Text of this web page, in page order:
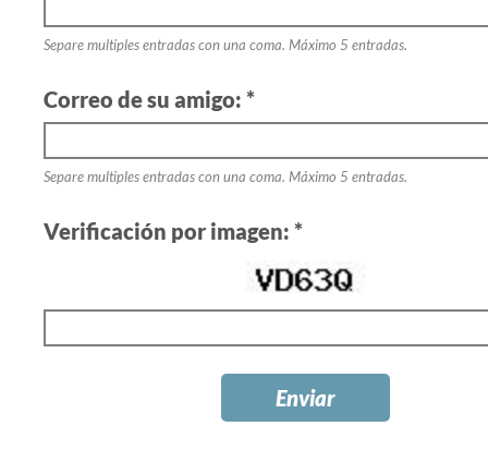
Separe multiples entradas con una coma. Máximo 5 entradas.
Correo de su amigo: *
Separe multiples entradas con una coma. Máximo 5 entradas.
Verificación por imagen: *